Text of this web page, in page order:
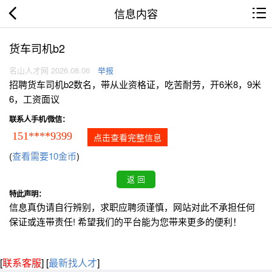
信息内容
货车司机b2
名山人才网 2026.08.06 举报
招聘货车司机b2数名，带从业资格证，吃苦耐劳，开6米8，9米
6，工资面议
联系人手机/微信：
151****9399 点击查看完整信息
(查看需要10金币)
特此声明：
信息真伪请自行辨别，求职应聘须谨慎，网站对此不承担任何
保证或连带责任! 希望我们的平台能为您带来更多的便利！
[联系客服] [最新找人才]